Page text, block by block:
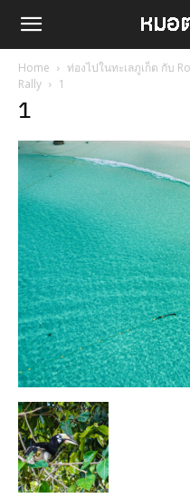
Home
ท่องไปในทะเลภูเก็ต กับ
Rally
1
1